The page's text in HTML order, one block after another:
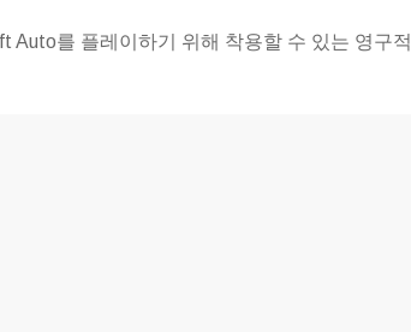
Auto를 플레이하기 위해 착용할 수 있는 영구적